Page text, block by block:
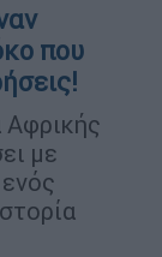
που
Αφρικής
με